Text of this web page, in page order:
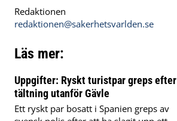
Redaktionen
redaktionen@sakerhetsvarlden.se
Läs mer:
Uppgifter: Ryskt turistpar greps efter
tältning utanför Gävle
Ett ryskt par bosatt i Spanien greps av